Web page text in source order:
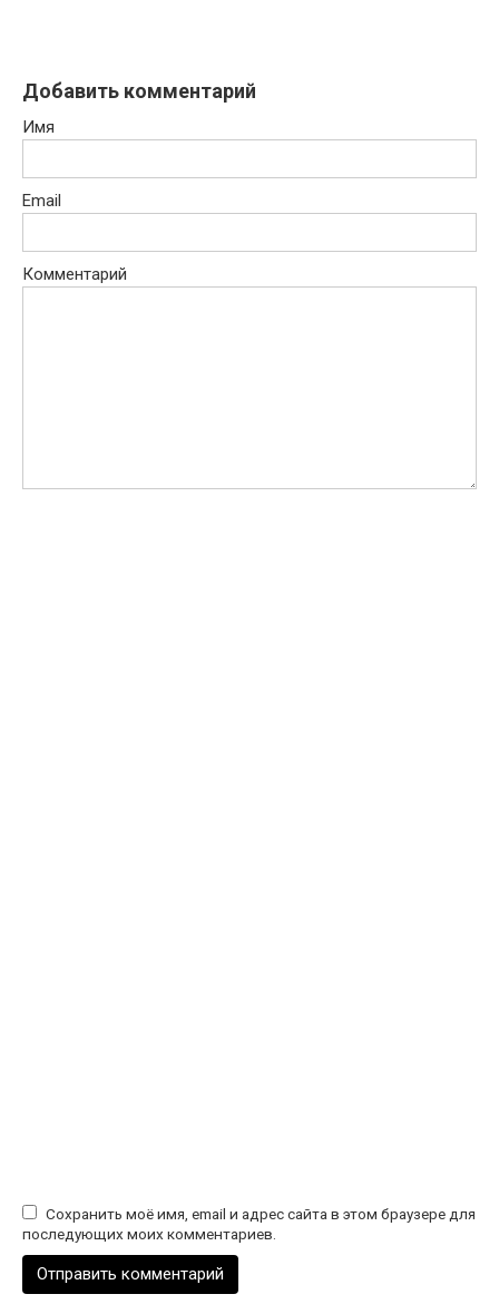
Добавить комментарий
Имя
Email
Комментарий
Сохранить моё имя, email и адрес сайта в этом браузере для
последующих моих комментариев.